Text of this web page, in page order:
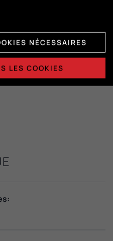
de
NÉCESSAIRES
LES COOKIES